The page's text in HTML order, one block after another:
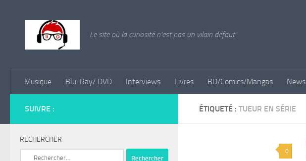
Le site où la curiosité n'est pas un vilain défaut
Musique Blu-Ray/ DVD Interviews Livres BD/Comics/Mangas News
ÉTIQUETÉ : TUEUR EN SÉRIE
0
SUIVRE :
RECHERCHER
Rechercher :